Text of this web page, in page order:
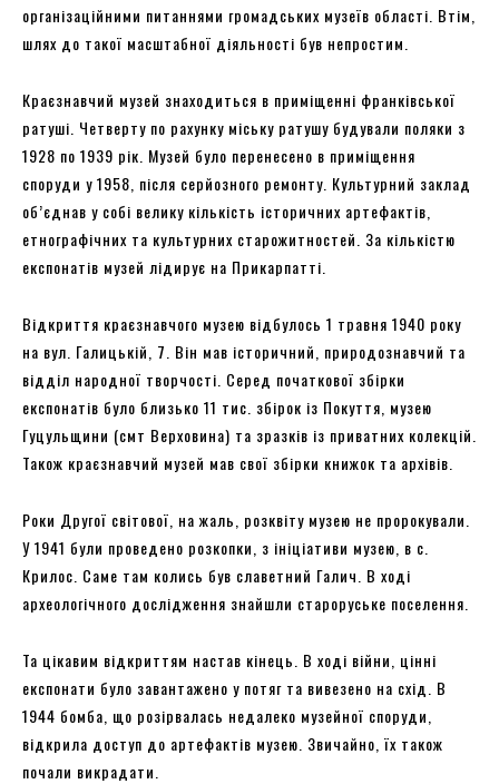
організаційними питаннями громадських музеїв області. Втім,
шлях до такої масштабної діяльності був непростим.
Краєзнавчий музей знаходиться в приміщенні франківської
ратуші. Четверту по рахунку міську ратушу будували поляки з
1928 по 1939 рік. Музей було перенесено в приміщення
споруди у 1958, після серйозного ремонту. Культурний заклад
об’єднав у собі велику кількість історичних артефактів,
етнографічних та культурних старожитностей. За кількістю
експонатів музей лідирує на Прикарпатті.
Відкриття краєзнавчого музею відбулось 1 травня 1940 року
на вул. Галицькій, 7. Він мав історичний, природознавчий та
відділ народної творчості. Серед початкової збірки
експонатів було близько 11 тис. збірок із Покуття, музею
Гуцульщини (смт Верховина) та зразків із приватних колекцій.
Також краєзнавчий музей мав свої збірки книжок та архівів.
Роки Другої світової, на жаль, розквіту музею не пророкували.
У 1941 були проведено розкопки, з ініціативи музею, в с.
Крилос. Саме там колись був славетний Галич. В ході
археологічного дослідження знайшли староруське поселення.
Та цікавим відкриттям настав кінець. В ході війни, цінні
експонати було завантажено у потяг та вивезено на схід. В
1944 бомба, що розірвалась недалеко музейної споруди,
відкрила доступ до артефактів музею. Звичайно, їх також
почали викрадати.